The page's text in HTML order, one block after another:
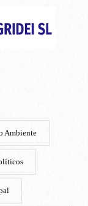
Ambiente